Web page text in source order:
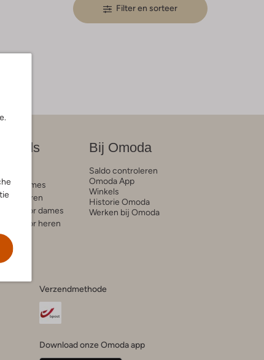
Filter en sorteer
dames
heren
voor dames
voor heren
Bij Omoda
Saldo controleren
Omoda App
Winkels
Historie Omoda
Werken bij Omoda
Verzendmethode
Download onze Omoda app